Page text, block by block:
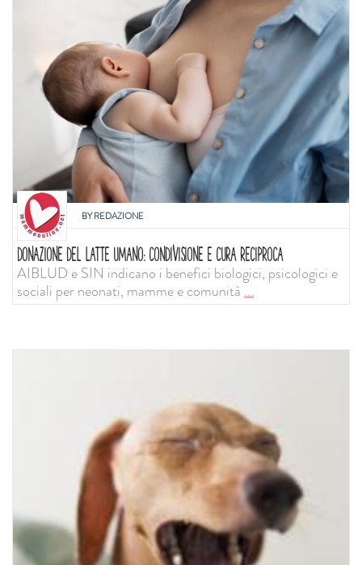
BYREDAZIONE
DONAZIONE DEL LATTE UMANO: CONDIVISIONE E CURA RECIPROCA
AIBLUD e SIN indicano i benefici biologici, psicologici e
sociali per neonati, mamme e comunità...